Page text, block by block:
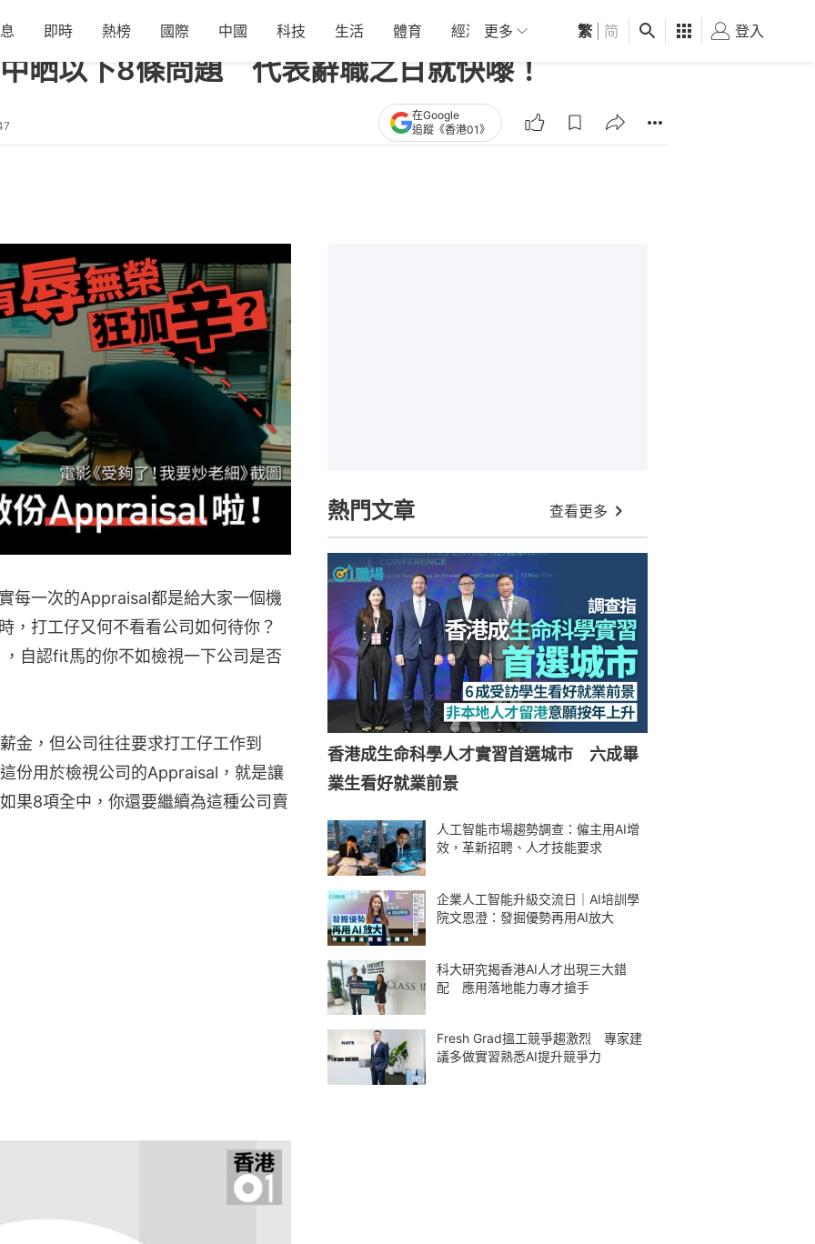
即時 熱榜 國際 中國 科技 生活 體育 經濟 01深圳 觀點 健康 好食玩飛
更多 繁 简 登入
晒以下8條問題 代表辭職之日就快嚟！
在Google
追蹤《香港01》
每一次的Appraisal都是給大家一個機
，打工仔又何不看看公司如何待你？
自認fit馬的你不如檢視一下公司是否
金，但公司往往要求打工仔工作到
份用於檢視公司的Appraisal，就是讓
果8項全中，你還要繼續為這種公司賣
熱門文章 查看更多
香港成生命科學人才實習首選城市 六成畢
業生看好就業前景
人工智能市場趨勢調查：僱主用AI增
效，革新招聘、人才技能要求
企業人工智能升級交流日｜AI培訓學
院文恩澄：發掘優勢再用AI放大
科大研究揭香港AI人才出現三大錯
配 應用落地能力專才搶手
Fresh Grad搵工競爭趨激烈 專家建
議多做實習熟悉AI提升競爭力